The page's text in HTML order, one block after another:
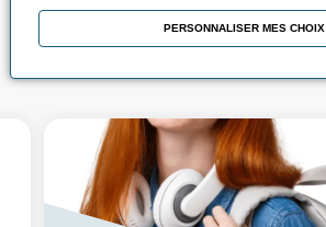
PERSONNALISER MES CHOIX